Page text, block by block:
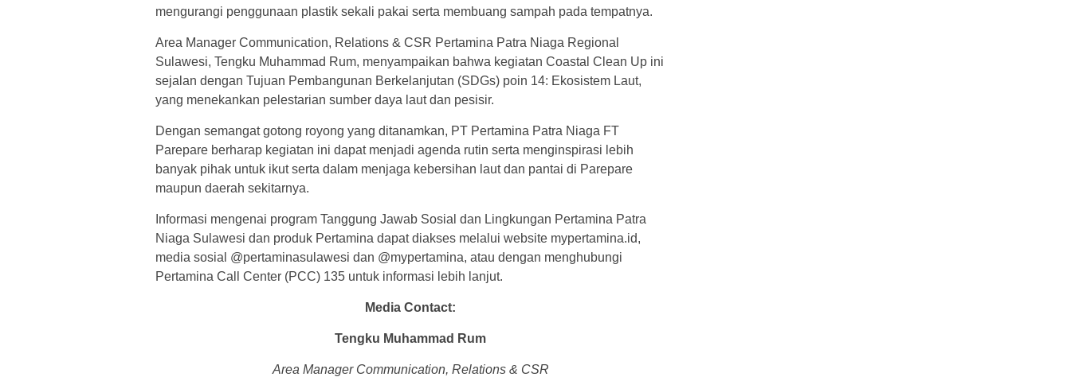
mengurangi penggunaan plastik sekali pakai serta membuang sampah pada tempatnya.
Area Manager Communication, Relations & CSR Pertamina Patra Niaga Regional
Sulawesi, Tengku Muhammad Rum, menyampaikan bahwa kegiatan Coastal Clean Up ini
sejalan dengan Tujuan Pembangunan Berkelanjutan (SDGs) poin 14: Ekosistem Laut,
yang menekankan pelestarian sumber daya laut dan pesisir.
Dengan semangat gotong royong yang ditanamkan, PT Pertamina Patra Niaga FT
Parepare berharap kegiatan ini dapat menjadi agenda rutin serta menginspirasi lebih
banyak pihak untuk ikut serta dalam menjaga kebersihan laut dan pantai di Parepare
maupun daerah sekitarnya.
Informasi mengenai program Tanggung Jawab Sosial dan Lingkungan Pertamina Patra
Niaga Sulawesi dan produk Pertamina dapat diakses melalui website mypertamina.id,
media sosial @pertaminasulawesi dan @mypertamina, atau dengan menghubungi
Pertamina Call Center (PCC) 135 untuk informasi lebih lanjut.
Media Contact:
Tengku Muhammad Rum
Area Manager Communication, Relations & CSR